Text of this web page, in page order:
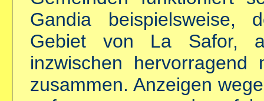
Gandia
Gebiet von La Safor,
inzwischen
zusammen. Anzeigen